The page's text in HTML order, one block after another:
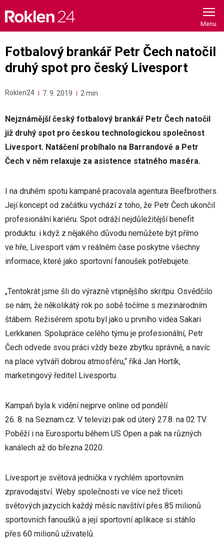
content
Fotbalový brankář Petr Čech natočil
druhý spot pro český Livesport
Roklen24 7. 9. 2019 2 min
Nejznámější český fotbalový brankář Petr Čech natočil
již druhý spot pro českou technologickou společnost
Livesport. Natáčení probíhalo na Barrandově a Petr
Čech v něm relaxuje za asistence statného maséra.
I na druhém spotu kampaně pracovala agentura Beefbrothers.
Její koncept od začátku vychází z toho, že Petr Čech ukončil
profesionální kariéru. Spot odráží nejdůležitější benefit
produktu: i když z nějakého důvodu nemůžete být přímo
ve hře, Livesport vám v reálném čase poskytne všechny
informace, které jako sportovní fanoušek potřebujete.
„Tentokrát jsme šli do výrazně vtipnějšího skritpu. Osvědčilo
se nám, že několikátý rok po sobě točíme s mezinárodním
štábem. Režisérem spotu byl jako u prvního videa Sakari
Lerkkanen. Spolupráce celého týmu je profesionální, Petr
Čech odvede svou práci vždy beze zbytku správně, a navíc
na place vytváří dobrou atmosféru,“ říká Jan Hortík,
marketingový ředitel Livesportu.
Kampaň byla k vidění nejprve online od pondělí
26. 8. na Seznam.cz. V televizi pak od úterý 27.8. na 02 TV.
Poběží i na Eurosportu během US Open a pak na různých
kanálech až do března 2020.
Livesport je světová jednička v rychlém sportovním
zpravodajství. Weby společnosti ve více než třiceti
světových jazycích každý měsíc navštíví přes 85 milionů
sportovních fanoušků a její sportovní aplikace si stáhlo
přes 60 milionů uživatelů.